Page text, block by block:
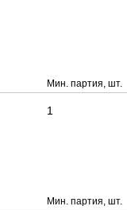
Мин. партия, шт.
1
Мин. партия, шт.